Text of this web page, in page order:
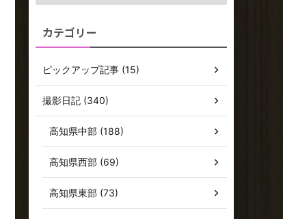
カテゴリー
ピックアップ記事 (15)
撮影日記 (340)
高知県中部 (188)
高知県西部 (69)
高知県東部 (73)